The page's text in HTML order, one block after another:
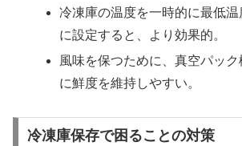
冷凍庫の温度を一時的に最低温
に設定すると、より効果的。
風味を保つために、真空パッ
に鮮度を維持しやすい。
冷凍庫保存で困ることの対策